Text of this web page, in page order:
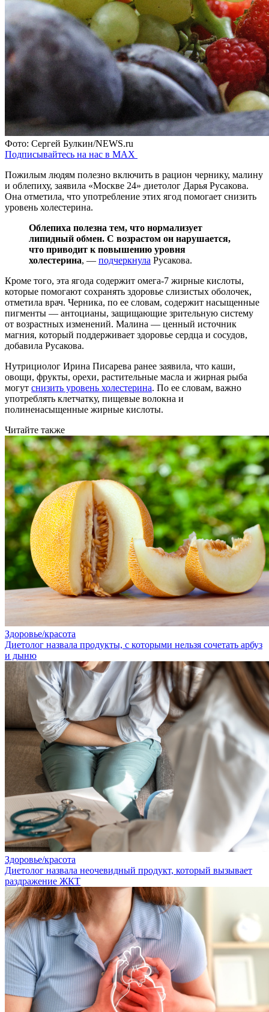
Фото: Сергей Булкин/NEWS.ru
Подписывайтесь на нас в MAX
Пожилым людям полезно включить в рацион чернику, малину
и облепиху, заявила «Москве 24» диетолог Дарья Русакова.
Она отметила, что употребление этих ягод помогает снизить
уровень холестерина.
Облепиха полезна тем, что нормализует
липидный обмен. С возрастом он нарушается,
что приводит к повышению уровня
холестерина, — подчеркнула Русакова.
Кроме того, эта ягода содержит омега-7 жирные кислоты,
которые помогают сохранять здоровье слизистых оболочек,
отметила врач. Черника, по ее словам, содержит насыщенные
пигменты — антоцианы, защищающие зрительную систему
от возрастных изменений. Малина — ценный источник
магния, который поддерживает здоровье сердца и сосудов,
добавила Русакова.
Нутрициолог Ирина Писарева ранее заявила, что каши,
овощи, фрукты, орехи, растительные масла и жирная рыба
могут снизить уровень холестерина. По ее словам, важно
употреблять клетчатку, пищевые волокна и
полиненасыщенные жирные кислоты.
Читайте также
Здоровье/красота
Диетолог назвала продукты, с которыми нельзя сочетать арбуз
и дыню
Здоровье/красота
Диетолог назвала неочевидный продукт, который вызывает
раздражение ЖКТ